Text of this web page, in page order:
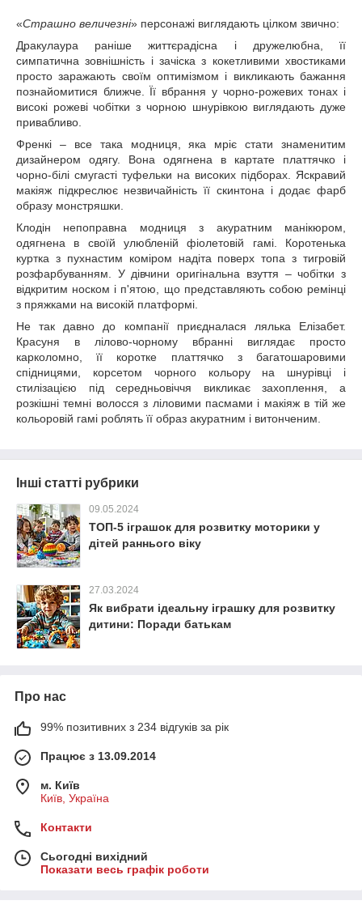
«Страшно величезні» персонажі виглядають цілком звично:
Дракулаура раніше життєрадісна і дружелюбна, її
симпатична зовнішність і зачіска з кокетливими хвостиками
просто заражають своїм оптимізмом і викликають бажання
познайомитися ближче. Її вбрання у чорно-рожевих тонах і
високі рожеві чобітки з чорною шнурівкою виглядають дуже
привабливо.
Френкі – все така модниця, яка мріє стати знаменитим
дизайнером одягу. Вона одягнена в картате платтячко і
чорно-білі смугасті туфельки на високих підборах. Яскравий
макіяж підкреслює незвичайність її скинтона і додає фарб
образу монстряшки.
Клодін непоправна модниця з акуратним манікюром,
одягнена в своїй улюбленій фіолетовій гамі. Коротенька
куртка з пухнастим коміром надіта поверх топа з тигровій
розфарбуванням. У дівчини оригінальна взуття – чобітки з
відкритим носком і п'ятою, що представляють собою ремінці
з пряжками на високій платформі.
Не так давно до компанії приєдналася лялька Елізабет.
Красуня в лілово-чорному вбранні виглядає просто
карколомно, її коротке платтячко з багатошаровими
спідницями, корсетом чорного кольору на шнурівці і
стилізацією під середньовіччя викликає захоплення, а
розкішні темні волосся з ліловими пасмами і макіяж в тій же
кольоровій гамі роблять її образ акуратним і витонченим.
Інші статті рубрики
09.05.2024
ТОП-5 іграшок для розвитку моторики у
дітей раннього віку
27.03.2024
Як вибрати ідеальну іграшку для розвитку
дитини: Поради батькам
Про нас
99% позитивних з 234 відгуків за рік
Працює з 13.09.2014
м. Київ
Київ, Україна
Контакти
Сьогодні вихідний
Показати весь графік роботи